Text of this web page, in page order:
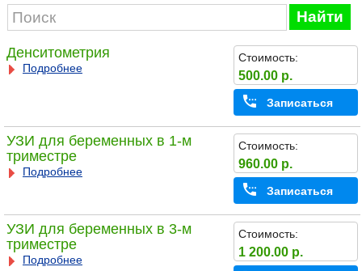
Найти
Денситометрия
Подробнее
Стоимость:
500.00 р.
Записаться
УЗИ для беременных в 1-м
триместре
Подробнее
Стоимость:
960.00 р.
Записаться
УЗИ для беременных в 3-м
триместре
Подробнее
Стоимость:
1 200.00 р.